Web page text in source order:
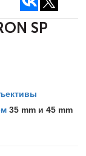
SP
35 mm и 45 mm